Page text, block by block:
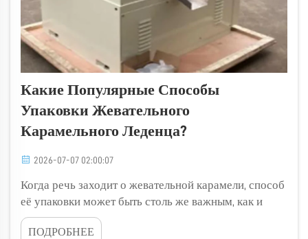
Какие Популярные Способы
Упаковки Жевательного
Карамельного Леденца?
2026-07-07 02:00:07
Когда речь заходит о жевательной карамели, способ
её упаковки может быть столь же важным, как и
вкус. Хорошая упаковка сохраняет свежесть
конфеты и одновременно придаёт ей
ПОДРОБНЕЕ